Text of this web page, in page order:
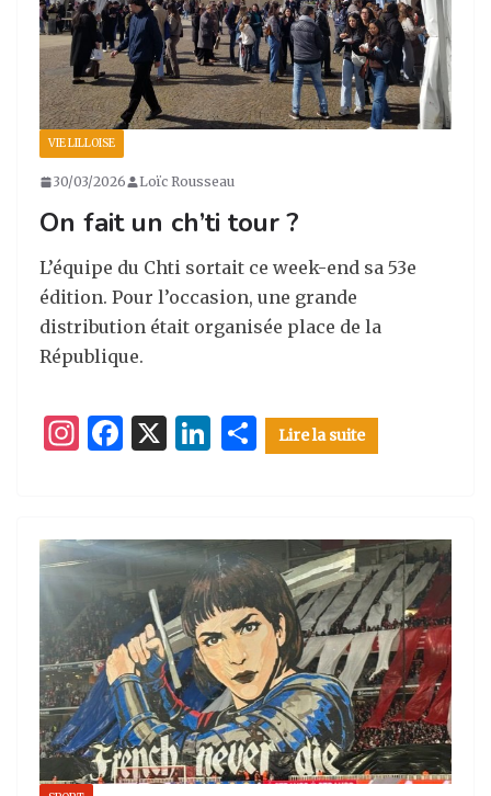
VIE LILLOISE
30/03/2026 Loïc Rousseau
On fait un ch’ti tour ?
L’équipe du Chti sortait ce week-end sa 53e
édition. Pour l’occasion, une grande
distribution était organisée place de la
République.
I
a
g
ra
m
F
e
b
o
o
k
X
Li
e
dI
n
ar
g
er
Lire la suite